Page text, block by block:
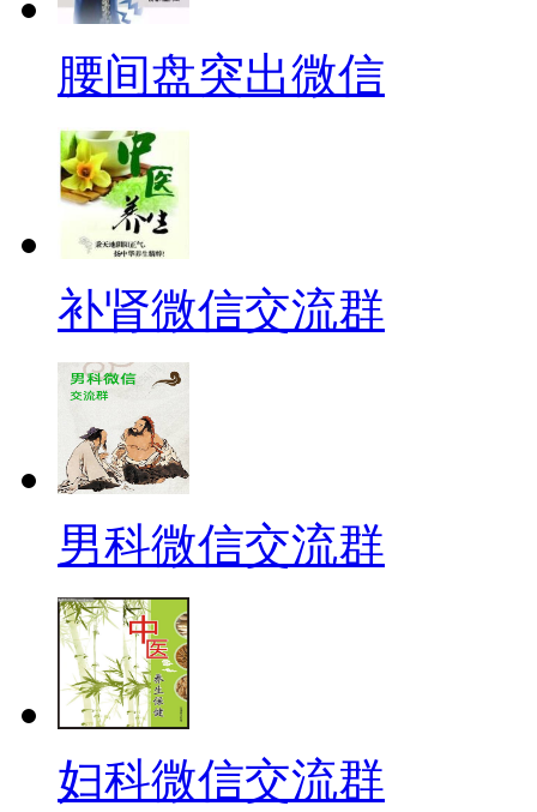
腰间盘突出微信
补肾微信交流群
男科微信交流群
妇科微信交流群